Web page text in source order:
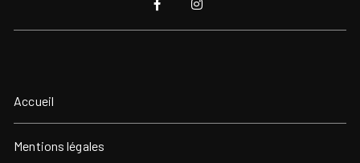
Accueil
Mentions légales